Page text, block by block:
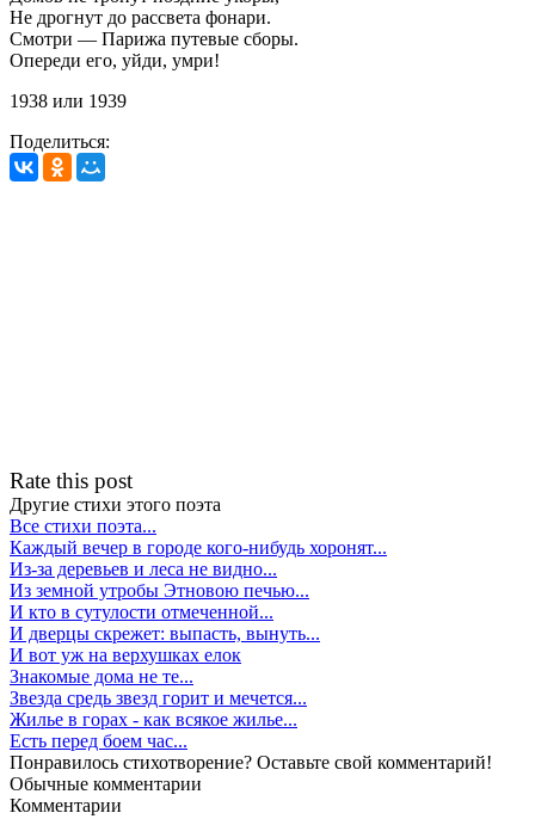
Не дрогнут до рассвета фонари.
Смотри — Парижа путевые сборы.
Опереди его, уйди, умри!
1938 или 1939
Поделиться:
Rate this post
Другие стихи этого поэта
Все стихи поэта...
Каждый вечер в городе кого-нибудь хоронят...
Из-за деревьев и леса не видно...
Из земной утробы Этновою печью...
И кто в сутулости отмеченной...
И дверцы скрежет: выпасть, вынуть...
И вот уж на верхушках елок
Знакомые дома не те...
Звезда средь звезд горит и мечется...
Жилье в горах - как всякое жилье...
Есть перед боем час...
Понравилось стихотворение? Оставьте свой комментарий!
Обычные комментарии
Комментарии